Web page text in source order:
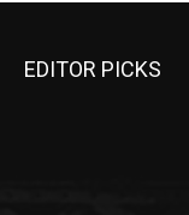
EDITOR PICKS